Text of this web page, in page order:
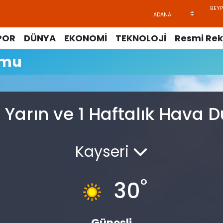
DÜNYA EKONOMİ TEKNOLOJİ Resmi
ve 1 Haftalık Hava
Kayseri
30°